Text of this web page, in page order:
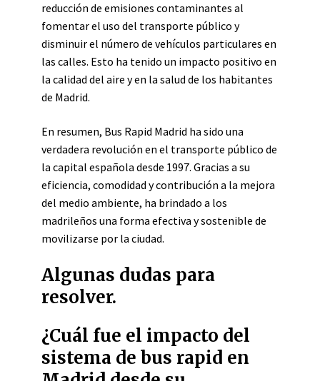
reducción de emisiones contaminantes al
fomentar el uso del transporte público y
disminuir el número de vehículos particulares en
las calles. Esto ha tenido un impacto positivo en
la calidad del aire y en la salud de los habitantes
de Madrid.
En resumen, Bus Rapid Madrid ha sido una
verdadera revolución en el transporte público de
la capital española desde 1997. Gracias a su
eficiencia, comodidad y contribución a la mejora
del medio ambiente, ha brindado a los
madrileños una forma efectiva y sostenible de
movilizarse por la ciudad.
Algunas dudas para
resolver.
¿Cuál fue el impacto del
sistema de bus rapid en